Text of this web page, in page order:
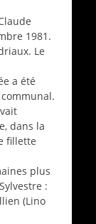
1981.
Le
a été
dans la
fillette
plus
:
(Lino